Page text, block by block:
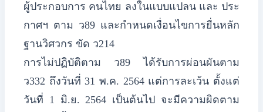
ผู้ประกอบการ คนไทย ลงในแบบแปลน และ ประ
กาศฯ ตาม ว89 และกำหนดเงื่อนไขการยื่นหลัก
ฐานวิศวกร ขัด ว214
​การไม่ปฏิบัติตาม ว89 ได้รับการผ่อนผันตาม
ว332 ถึงวันที่ 31 พ.ค. 2564 แต่การละเว้น ตั้งแต่
วันที่ 1 มิ.ย. 2564 เป็นต้นไป จะมีความผิดตาม